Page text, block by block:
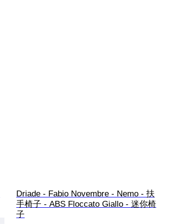
Driade - Fabio Novembre - Nemo - 扶
手椅子 - ABS Floccato Giallo - 迷你椅
子